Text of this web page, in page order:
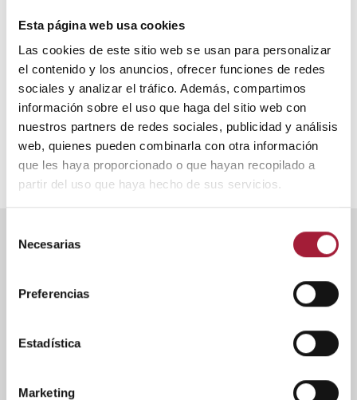
Esta página web usa cookies
Las cookies de este sitio web se usan para personalizar
el contenido y los anuncios, ofrecer funciones de redes
sociales y analizar el tráfico. Además, compartimos
información sobre el uso que haga del sitio web con
nuestros partners de redes sociales, publicidad y análisis
web, quienes pueden combinarla con otra información
que les haya proporcionado o que hayan recopilado a
partir del uso que haya hecho de sus servicios.
Necesarias
Preferencias
Estadística
Marketing
tener un origen desconocido. Aunque en la gran mayoría de los
casos no revisten de mayor gravedad, a veces pueden ser
síntoma de un problema de salud. Por este motivo conviene
conocer cuáles son las señales de alarma.
LEER MÁS